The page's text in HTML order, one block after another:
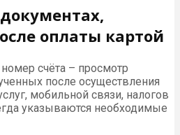
оплаты картой
счёта – просмотр
после осуществления
мобильной связи, налогов
указываются необходимые